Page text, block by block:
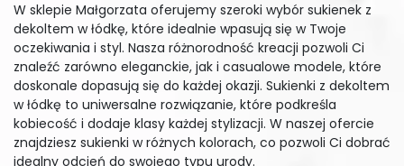
W sklepie Małgorzata oferujemy szeroki wybór sukienek z
dekoltem w łódkę, które idealnie wpasują się w Twoje
oczekiwania i styl. Nasza różnorodność kreacji pozwoli Ci
znaleźć zarówno eleganckie, jak i casualowe modele, które
doskonale dopasują się do każdej okazji. Sukienki z dekoltem
w łódkę to uniwersalne rozwiązanie, które podkreśla
kobiecość i dodaje klasy każdej stylizacji. W naszej ofercie
znajdziesz sukienki w różnych kolorach, co pozwoli Ci dobrać
idealny odcień do swojego typu urody.